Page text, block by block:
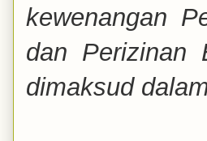
kewenangan
dan Perizinan
dimaksud